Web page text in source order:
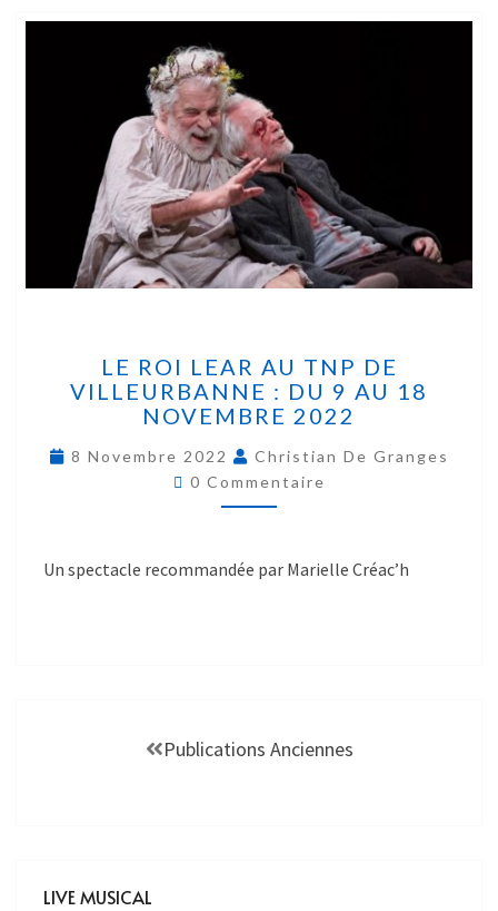
LE ROI LEAR AU TNP DE
VILLEURBANNE : DU 9 AU 18
NOVEMBRE 2022
8 Novembre 2022
Christian De Granges
0 Commentaire
Un spectacle recommandée par Marielle Créac’h
Publications Anciennes
LIVE MUSICAL